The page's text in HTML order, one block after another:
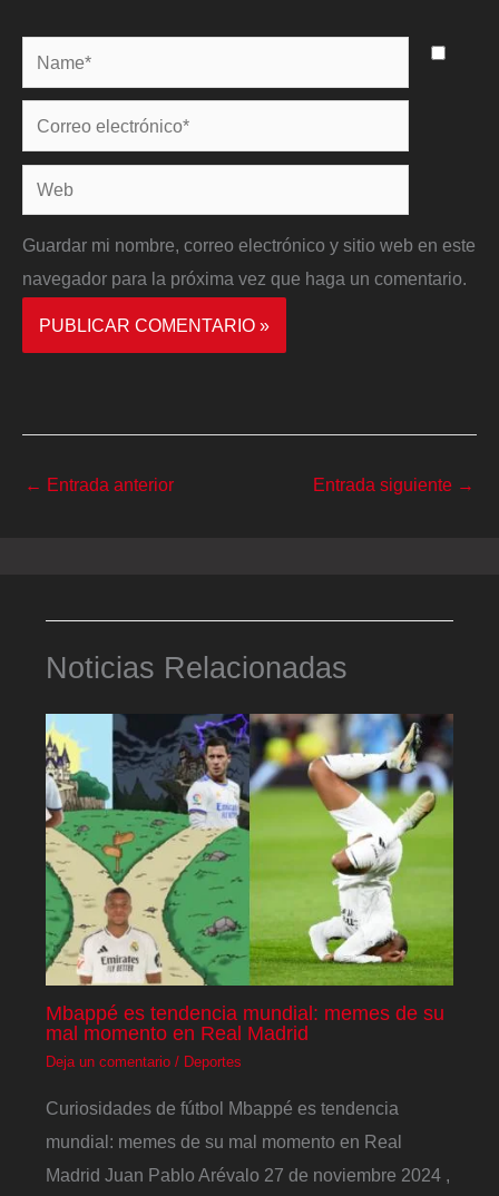
Name*
Correo
electrónico*
Web
Guardar mi nombre, correo electrónico y sitio web en este
navegador para la próxima vez que haga un comentario.
← Entrada anterior Entrada siguiente →
Noticias Relacionadas
Mbappé es tendencia mundial: memes de su
mal momento en Real Madrid
Deja un comentario / Deportes
Curiosidades de fútbol Mbappé es tendencia
mundial: memes de su mal momento en Real
Madrid Juan Pablo Arévalo 27 de noviembre 2024 ,